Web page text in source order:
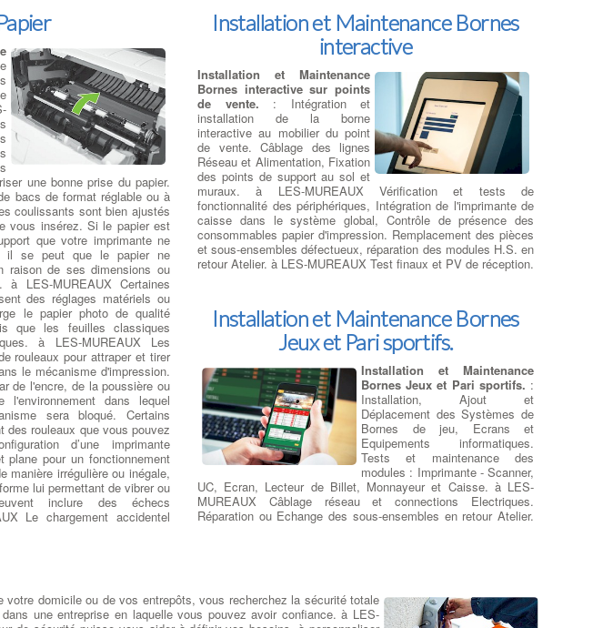
l'écran, l'ordinateur semble se
dégonflé au niveau des
charnières
des charnières brisées est nécessaire car c'est un une casse
courante qui peut être causée par desdégradations
physiques ou simplement par l’usure normale. à LES-
MUREAUX Les charnières cassées sur ordinateur portable
peuvent avoir des conséquences désastreuses sur les nappes
internes et l'ensemble de la plasturgie. à LES-MUREAUX Les
charnières pourordinateur portable endommagées sont de
toutes formes et tailles. RCS pourra proposer un remplacement
des pièces détachées ainsi que des covers si
nécessaires.:Chercher Un Réparateur Ordi Portable
Remplacer un ecran sur
ordinateur portable : RCS
spécialiste des écrans de
remplacement LCD et LED pour
choix de références à LES-
MUREAUX : plus de 73000
articles, Une vaste connaissance despièces détachées
, Une expérience de plus de 15 ans dans la
réparation d'ordinateurs portables, Des tarifs moins chers et des
délais optimisés. Les fabricants d'ordinateurs portables peuvent
utiliser plus qu'un seul type d'écran diffèrent pour un même
modèle d'ordinateur portable. En plus de cela à LES-
MUREAUX, les fabricants d'écrans LCD publie de nouveaux
modèles tous les 3-6 mois et votre écran d'origine peuvent être
dépassés techniquement ou bien ne plus être disponible. Il
existe desmodèles d'écrans plus récentssur le marché et ils
auront une meilleure paramètres électriques et optiques, ce qui
permettra quand même la remise en état de votre ordinateur
portable.: Devis Réparateur Ordi Portable
Dépanner : clavier - Touches
hors services: Les claviers et
une bonne prise du papier.
bacs de format réglable ou à
coulissants sont bien ajustés
vous insérez. Si le papier est
que votre imprimante ne
il se peut que le papier ne
raison de ses dimensions ou
LES-MUREAUX Certaines
des réglages matériels ou
le papier photo de qualité
que les feuilles classiques
à LES-MUREAUX Les
rouleaux pour attraper et tirer
le mécanisme d'impression.
de l'encre, de la poussière ou
l'environnement dans lequel
sera bloqué. Certains
des rouleaux que vous pouvez
d’une imprimante
plane pour un fonctionnement
manière irrégulière ou inégale,
lui permettant de vibrer ou
inclure des échecs
Le chargement accidentel
Ces conditions peuvent
à la sortie du papier
Installation et Maintenance Bornes
interactive
Installation et Maintenance
Bornes interactive sur points
de vente. : Intégration et
installation de la borne
interactive au mobilier du point
de vente. Câblage des lignes
Réseau et Alimentation, Fixation
des points de support au sol et
muraux. à LES-MUREAUX Vérification et tests de
fonctionnalité des périphériques, Intégration de l'imprimante de
caisse dans le système global, Contrôle de présence des
consommables papier d'impression. Remplacement des pièces
et sous-ensembles défectueux, réparation des modules H.S. en
retour Atelier. à LES-MUREAUX Test finaux et PV de réception.
Installation et Maintenance Bornes
Jeux et Pari sportifs.
Installation et Maintenance
Bornes Jeux et Pari sportifs. :
Installation, Ajout et
Déplacement des Systèmes de
Bornes de jeu, Ecrans et
Equipements informatiques.
Tests et maintenance des
modules : Imprimante - Scanner,
UC, Ecran, Lecteur de Billet, Monnayeur et Caisse. à LES-
MUREAUX Câblage réseau et connections Electriques.
Réparation ou Echange des sous-ensembles en retour Atelier.
domicile ou de vos entrepôts, vous recherchez la sécurité totale
une entreprise en laquelle vous pouvez avoir confiance. à LES-